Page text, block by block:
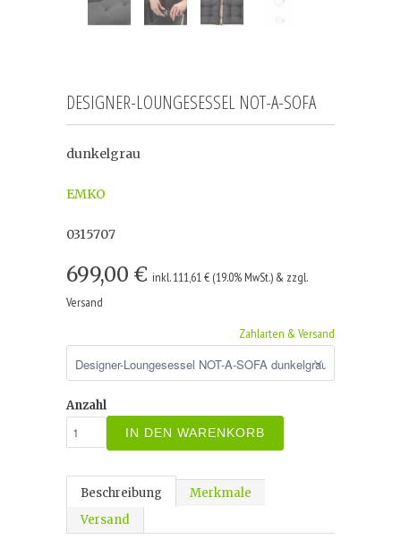
DESIGNER-LOUNGESESSEL NOT-A-SOFA
dunkelgrau
EMKO
0315707
699,00 € inkl. 111,61 € (19.0% MwSt.) & zzgl.
Versand
Zahlarten & Versand
Anzahl
IN DEN WARENKORB
Beschreibung
Merkmale
Versand